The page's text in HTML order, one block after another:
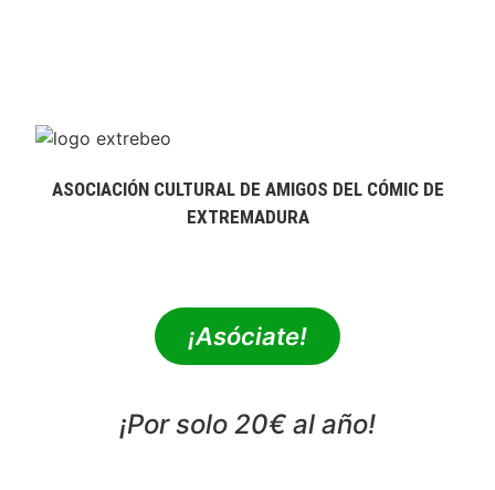
ASOCIACIÓN CULTURAL DE AMIGOS DEL CÓMIC DE
EXTREMADURA
¡Asóciate!
¡Por solo 20€ al año!